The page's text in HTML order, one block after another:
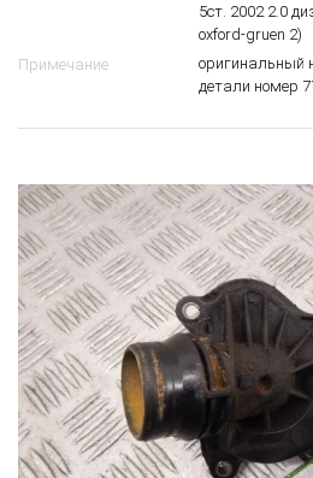
5ст. 2002 2.0
oxford-gruen 2)
Примечание
оригинальный
детали номер